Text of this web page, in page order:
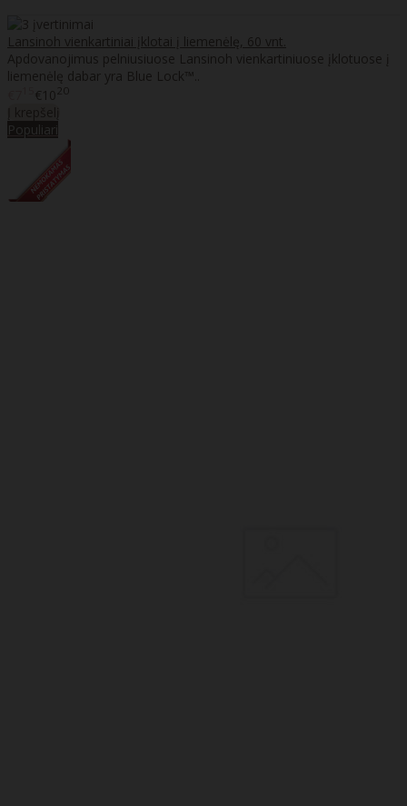
Lansinoh vienkartiniai įklotai į liemenėlę, 60 vnt.
Apdovanojimus pelniusiuose Lansinoh vienkartiniuose įklotuose į
liemenėlę dabar yra Blue Lock™..
€1020
Populiari